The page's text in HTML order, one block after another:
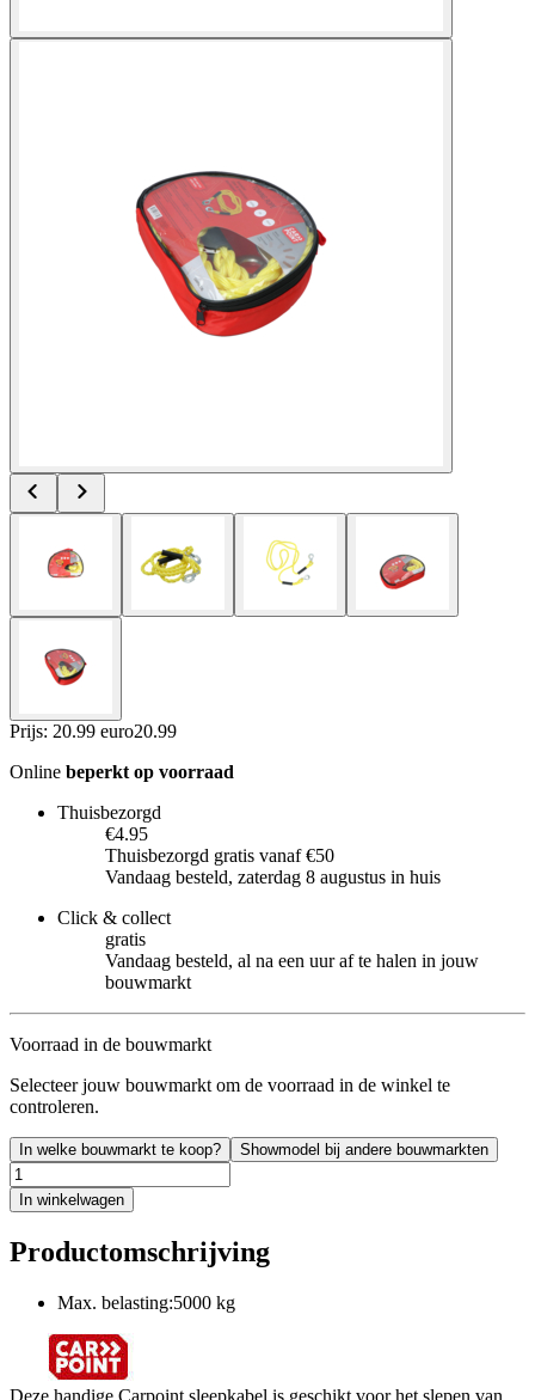
Prijs: 20.99 euro20.99
Online beperkt op voorraad
Thuisbezorgd
€4.95
Thuisbezorgd gratis vanaf €50
Vandaag besteld, zaterdag 8 augustus in huis
Click & collect
gratis
Vandaag besteld, al na een uur af te halen in jouw
bouwmarkt
Voorraad in de bouwmarkt
Selecteer jouw bouwmarkt om de voorraad in de winkel te
controleren.
In welke bouwmarkt te koop? Showmodel bij andere bouwmarkten
In winkelwagen
Productomschrijving
Max. belasting:5000 kg
Deze handige Carpoint sleepkabel is geschikt voor het slepen van